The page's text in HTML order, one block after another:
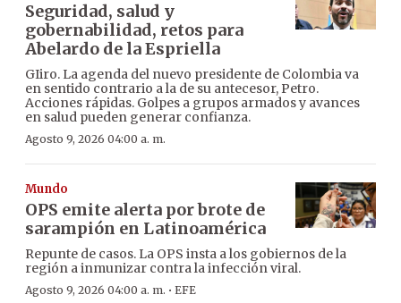
Seguridad, salud y
gobernabilidad, retos para
Abelardo de la Espriella
GIiro. La agenda del nuevo presidente de Colombia va
en sentido contrario a la de su antecesor, Petro.
Acciones rápidas. Golpes a grupos armados y avances
en salud pueden generar confianza.
Agosto 9, 2026 04:00 a. m.
Mundo
OPS emite alerta por brote de
sarampión en Latinoamérica
Repunte de casos. La OPS insta a los gobiernos de la
región a inmunizar contra la infección viral.
Agosto 9, 2026 04:00 a. m. · EFE